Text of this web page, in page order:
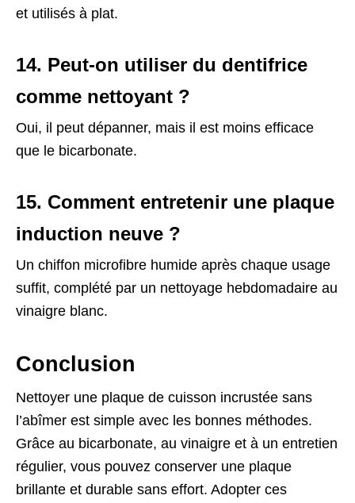
et utilisés à plat.
14. Peut-on utiliser du dentifrice
comme nettoyant ?
Oui, il peut dépanner, mais il est moins efficace
que le bicarbonate.
15. Comment entretenir une plaque
induction neuve ?
Un chiffon microfibre humide après chaque usage
suffit, complété par un nettoyage hebdomadaire au
vinaigre blanc.
Conclusion
Nettoyer une plaque de cuisson incrustée sans
l’abîmer est simple avec les bonnes méthodes.
Grâce au bicarbonate, au vinaigre et à un entretien
régulier, vous pouvez conserver une plaque
brillante et durable sans effort. Adopter ces